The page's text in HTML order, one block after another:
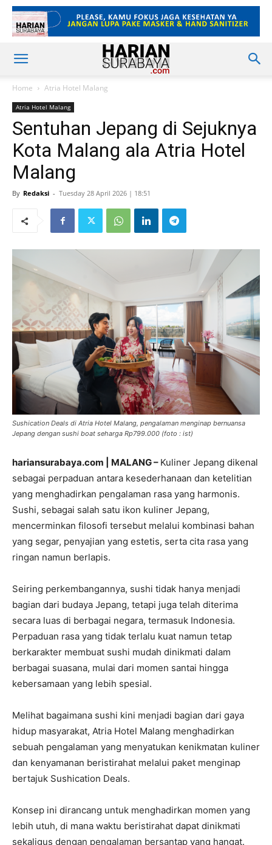
Home Atria Hotel Malang
Atria Hotel Malang
Sentuhan Jepang di Sejuknya
Kota Malang ala Atria Hotel
Malang
By Redaksi - Tuesday 28 April 2026 | 18:51
Sushication Deals di Atria Hotel Malang, pengalaman menginap bernuansa
Jepang dengan sushi boat seharga Rp799.000 (foto : ist)
hariansurabaya.com | MALANG – Kuliner Jepang dikenal
sebagai perpaduan antara kesederhanaan dan ketelitian
yang menghadirkan pengalaman rasa yang harmonis.
Sushi, sebagai salah satu ikon kuliner Jepang,
mencerminkan filosofi tersebut melalui kombinasi bahan
yang segar, penyajian yang estetis, serta cita rasa yang
ringan namun berlapis.
Seiring perkembangannya, sushi tidak hanya menjadi
bagian dari budaya Jepang, tetapi juga telah diterima
secara luas di berbagai negara, termasuk Indonesia.
Perpaduan rasa yang tidak terlalu kuat namun tetap
berkarakter membuat sushi mudah dinikmati dalam
berbagai suasana, mulai dari momen santai hingga
kebersamaan yang lebih spesial.
Melihat bagaimana sushi kini menjadi bagian dari gaya
hidup masyarakat, Atria Hotel Malang menghadirkan
sebuah pengalaman yang menyatukan kenikmatan kuliner
dan kenyamanan beristirahat melalui paket menginap
bertajuk Sushication Deals.
Konsep ini dirancang untuk menghadirkan momen yang
lebih utuh, di mana waktu beristirahat dapat dinikmati
sekaligus dengan pengalaman bersantap yang hangat.